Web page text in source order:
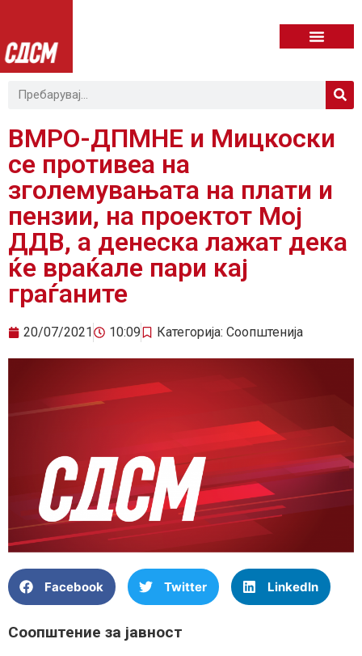
ВМРО-ДПМНЕ и Мицкоски
се противеа на
зголемувањата на плати и
пензии, на проектот Мој
ДДВ, а денеска лажат дека
ќе враќале пари кај
граѓаните
20/07/2021 10:09 Категорија: Соопштенија
Facebook Twitter LinkedIn
Соопштение за јавност